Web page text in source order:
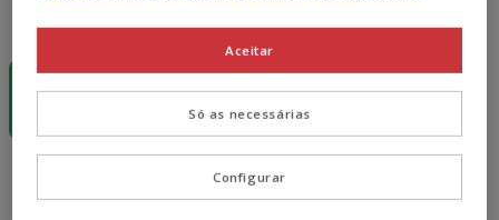
Formato:S
cupão 💰
M
-15€ c/
cupão 💰
13.99€
Só as necessárias
Aceitar
Configurar